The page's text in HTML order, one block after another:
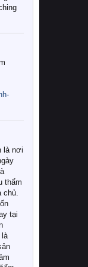
là nơi
thẩm
chủ.
tại
là